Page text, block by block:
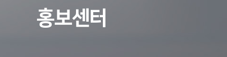
홍보센터